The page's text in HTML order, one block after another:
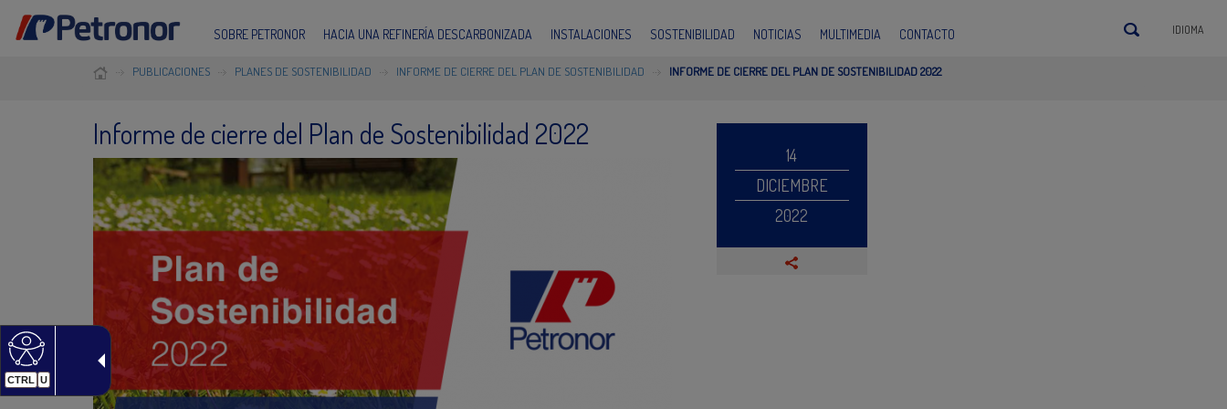
CTRL U
SOBRE PETRONOR HACIA UNA REFINERÍA DESCARBONIZADA INSTALACIONES SOSTENIBILIDAD NOTICIAS MULTIMEDIA CONTACTO IDIOMA
PUBLICACIONES PLANES DE SOSTENIBILIDAD INFORME DE CIERRE DEL PLAN DE SOSTENIBILIDAD INFORME DE CIERRE DEL PLAN DE SOSTENIBILIDAD 2022
Informe de cierre del Plan de Sostenibilidad 2022
14
DICIEMBRE
2022